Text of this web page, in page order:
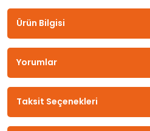
Ürün Bilgisi
Yorumlar
Taksit Seçenekleri